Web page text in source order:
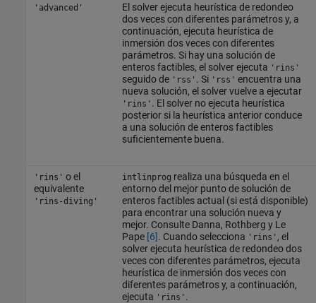
'advanced'
El solver ejecuta heurística de redondeo
dos veces con diferentes parámetros y, a
continuación, ejecuta heurística de
inmersión dos veces con diferentes
parámetros. Si hay una solución de
enteros factibles, el solver ejecuta 'rins'
seguido de 'rss' . Si 'rss' encuentra una
nueva solución, el solver vuelve a ejecutar
'rins' . El solver no ejecuta heurística
posterior si la heurística anterior conduce
a una solución de enteros factibles
suficientemente buena.
'rins' o el
equivalente
'rins-diving'
intlinprog realiza una búsqueda en el
entorno del mejor punto de solución de
enteros factibles actual (si está disponible)
para encontrar una solución nueva y
mejor. Consulte Danna, Rothberg y Le
Pape [6]. Cuando selecciona 'rins' , el
solver ejecuta heurística de redondeo dos
veces con diferentes parámetros, ejecuta
heurística de inmersión dos veces con
diferentes parámetros y, a continuación,
ejecuta 'rins' .